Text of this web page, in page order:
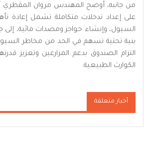
من جانبه، أوضح المهندس مروان
على إعداد تدخلات متكاملة تشمل إعادة
السيول، وإنشاء حواجز ومصدات مائية، إلى
بنية تحتية تسهم في الحد من مخاطر
التزام الصندوق بدعم المزارعين وتعزيز
الكوارث الطبيعية.
أخبار متعلقة